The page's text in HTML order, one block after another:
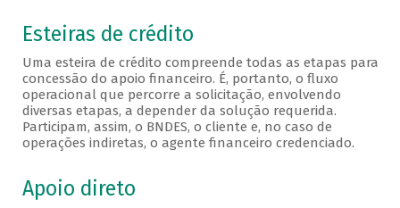
Veja abaixo as esteiras de crédito
Esteiras de crédito
Uma esteira de crédito compreende todas as etapas para
concessão do apoio financeiro. É, portanto, o fluxo
operacional que percorre a solicitação, envolvendo
diversas etapas, a depender da solução requerida.
Participam, assim, o BNDES, o cliente e, no caso de
operações indiretas, o agente financeiro credenciado.
Apoio direto